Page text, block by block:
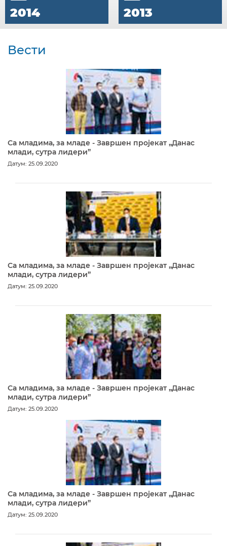
2014 2013
Вести
Са младима, за младе - Завршен пројекат „Данас
млади, сутра лидери”
Датум: 25.09.2020
Са младима, за младе - Завршен пројекат „Данас
млади, сутра лидери”
Датум: 25.09.2020
Са младима, за младе - Завршен пројекат „Данас
млади, сутра лидери”
Датум: 25.09.2020
Са младима, за младе - Завршен пројекат „Данас
млади, сутра лидери”
Датум: 25.09.2020